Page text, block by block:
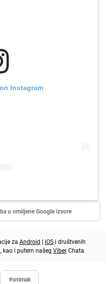
Instagram
u omiljene Google izvore
za Android | iOS i društvenih
, kao i putem našeg ViberChata.
#snimak